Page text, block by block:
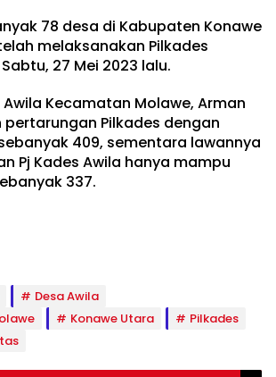
78 desa di Kabupaten Konawe
melaksanakan Pilkades
27 Mei 2023 lalu.
Awila Kecamatan Molawe, Arman
Pilkades dengan
409, sementara lawannya
Pj Kades Awila hanya mampu
337.
Desa Awila
Konawe Utara
Pilkades